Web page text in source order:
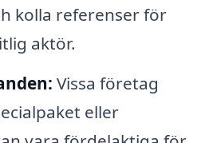
kolla referenser för
aktör.
Vissa företag
eller